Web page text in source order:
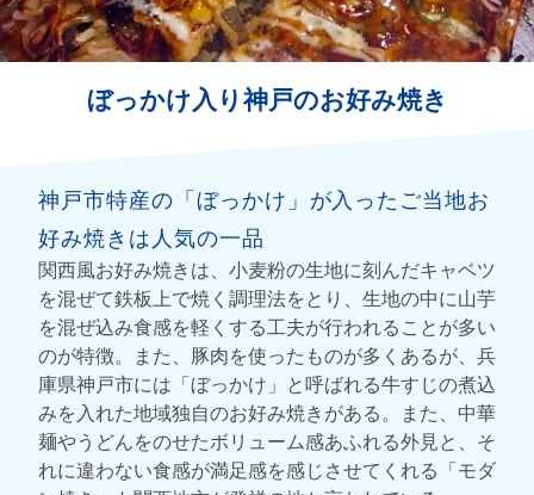
ぼっかけ入り神戸のお好み焼き
神戸市特産の「ぼっかけ」が入ったご当地お
好み焼きは人気の一品
関西風お好み焼きは、小麦粉の生地に刻んだキャベツ
を混ぜて鉄板上で焼く調理法をとり、生地の中に山芋
を混ぜ込み食感を軽くする工夫が行われることが多い
のが特徴。また、豚肉を使ったものが多くあるが、兵
庫県神戸市には「ぼっかけ」と呼ばれる牛すじの煮込
みを入れた地域独自のお好み焼きがある。また、中華
麺やうどんをのせたボリューム感あふれる外見と、そ
れに違わない食感が満足感を感じさせてくれる「モダ